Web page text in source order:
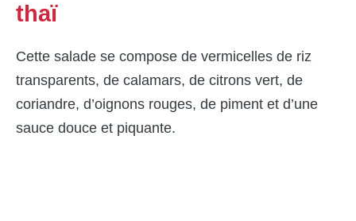
thaï
Cette salade se compose de vermicelles de riz
transparents, de calamars, de citrons vert, de
coriandre, d’oignons rouges, de piment et d’une
sauce douce et piquante.